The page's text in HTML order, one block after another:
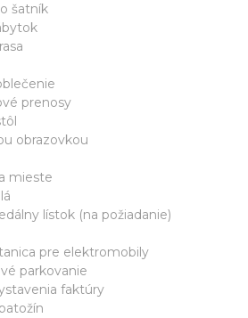
šatník
prenosy
obrazovkou
mieste
lístok (na požiadanie)
pre elektromobily
parkovanie
faktúry